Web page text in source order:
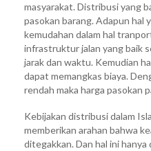
masyarakat. Distribusi yang
pasokan barang. Adapun hal
kemudahan dalam hal
infrastruktur jalan yang baik
jarak dan waktu. Kemudian
dapat memangkas biaya.
rendah maka harga pasokan
Kebijakan distribusi dalam
memberikan arahan bahwa
ditegakkan. Dan hal ini